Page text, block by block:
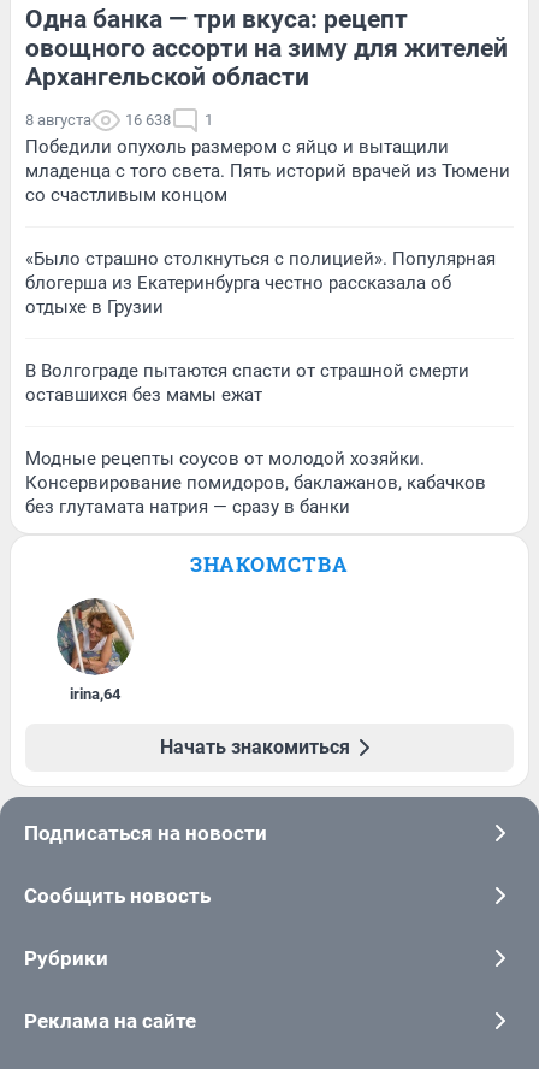
Одна банка — три вкуса: рецепт
овощного ассорти на зиму для жителей
Архангельской области
8 августа 16 638 1
Победили опухоль размером с яйцо и вытащили
младенца с того света. Пять историй врачей из Тюмени
со счастливым концом
«Было страшно столкнуться с полицией». Популярная
блогерша из Екатеринбурга честно рассказала об
отдыхе в Грузии
В Волгограде пытаются спасти от страшной смерти
оставшихся без мамы ежат
Модные рецепты соусов от молодой хозяйки.
Консервирование помидоров, баклажанов, кабачков
без глутамата натрия — сразу в банки
ЗНАКОМСТВА
irina,64
Начать знакомиться
Подписаться на новости
Сообщить новость
Рубрики
Реклама на сайте